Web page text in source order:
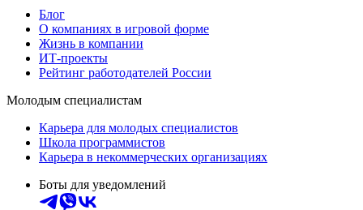
Блог
О компаниях в игровой форме
Жизнь в компании
ИТ-проекты
Рейтинг работодателей России
Молодым специалистам
Карьера для молодых специалистов
Школа программистов
Карьера в некоммерческих организациях
Боты для уведомлений